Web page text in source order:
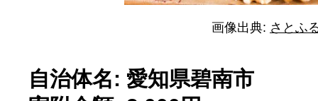
画像出典: さとふ
自治体名: 愛知県碧南市